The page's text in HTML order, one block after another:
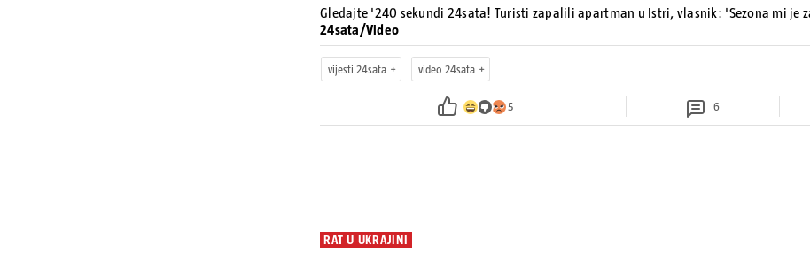
Gledajte '240 sekundi 24sata! Turisti zapalili apartman u Istri, vlasnik: 'Sezona mi je
24sata/Video
vijesti 24sata video 24sata
5 6
RAT U UKRAJINI